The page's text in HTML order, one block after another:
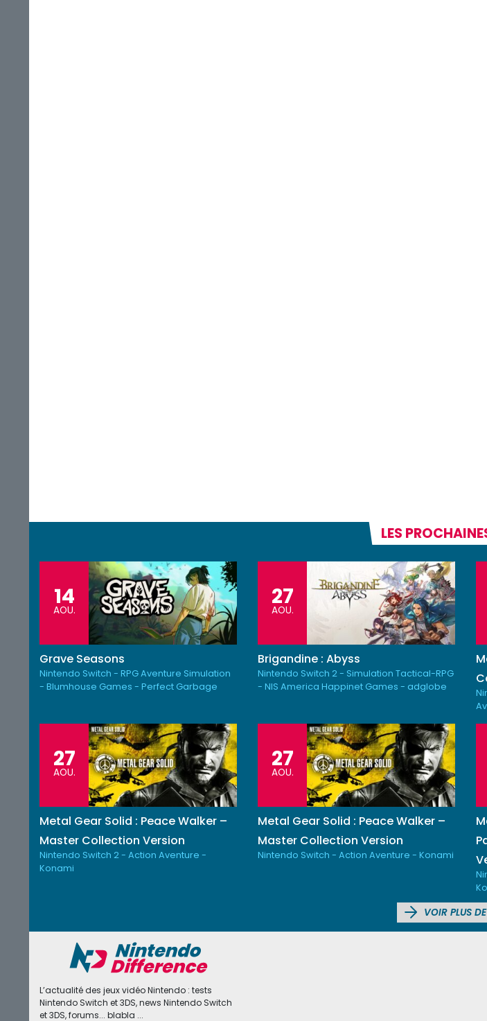
LES
14
AOU.
Grave Seasons
Nintendo Switch - RPG Aventure Simulation
- Blumhouse Games - Perfect Garbage
27
AOU.
Brigandine : Abyss
Nintendo Switch 2 - Simulation Tactical-RPG
- NIS America Happinet Games - adglobe
27
AOU.
Metal Gear Solid : Peace Walker –
Master Collection Version
Nintendo Switch 2 - Action Aventure -
Konami
27
AOU.
Metal Gear Solid : Peace Walker –
Master Collection Version
Nintendo Switch - Action Aventure - Konami
VOIR PLUS
L’actualité des jeux vidéo Nintendo : tests
Nintendo Switch et 3DS, news Nintendo Switch
et 3DS, forums... blabla ...